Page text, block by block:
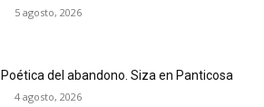
5 agosto, 2026
Poética del abandono. Siza en Panticosa
4 agosto, 2026